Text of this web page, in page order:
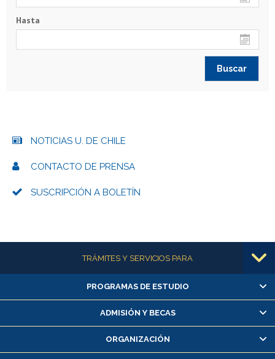
Hasta
NOTICIAS U. DE CHILE
CONTACTO DE PRENSA
SUSCRIPCIÓN A BOLETÍN
Más informaciónTRÁMITES Y SERVICIOS PARA
Alumnas/os y exalumnas/os
Matrícula en línea
Inscripción y cambio de asignaturas
Consulta y certificado de notas
PROGRAMAS DE ESTUDIO
ADMISIÓN Y BECAS
ORGANIZACIÓN